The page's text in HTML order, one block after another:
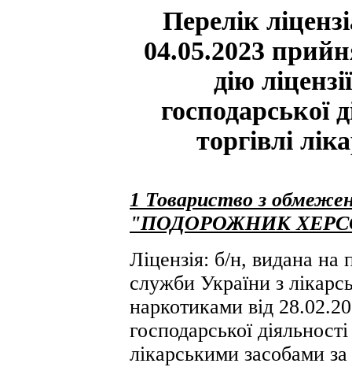
Перелік
04.05.2023
дію
господарської
торгівлі
1 Товариство з
"ПОДОРОЖНИК
Ліцензія: б/н, видана на
служби України з
наркотиками від
господарської
лікарськими засобами